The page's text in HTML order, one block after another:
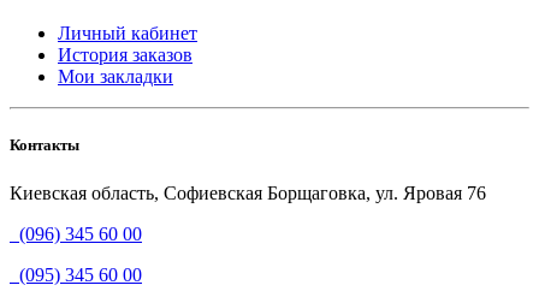
Личный кабинет
История заказов
Мои закладки
Контакты
Киевская область, Софиевская Борщаговка, ул. Яровая 76
(096) 345 60 00
(095) 345 60 00